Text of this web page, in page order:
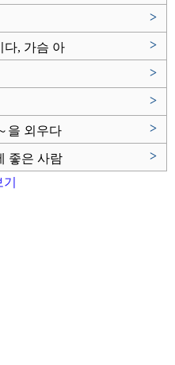
>
다, 가슴 아
>
>
>
을 외우다 >
좋은 사람
>